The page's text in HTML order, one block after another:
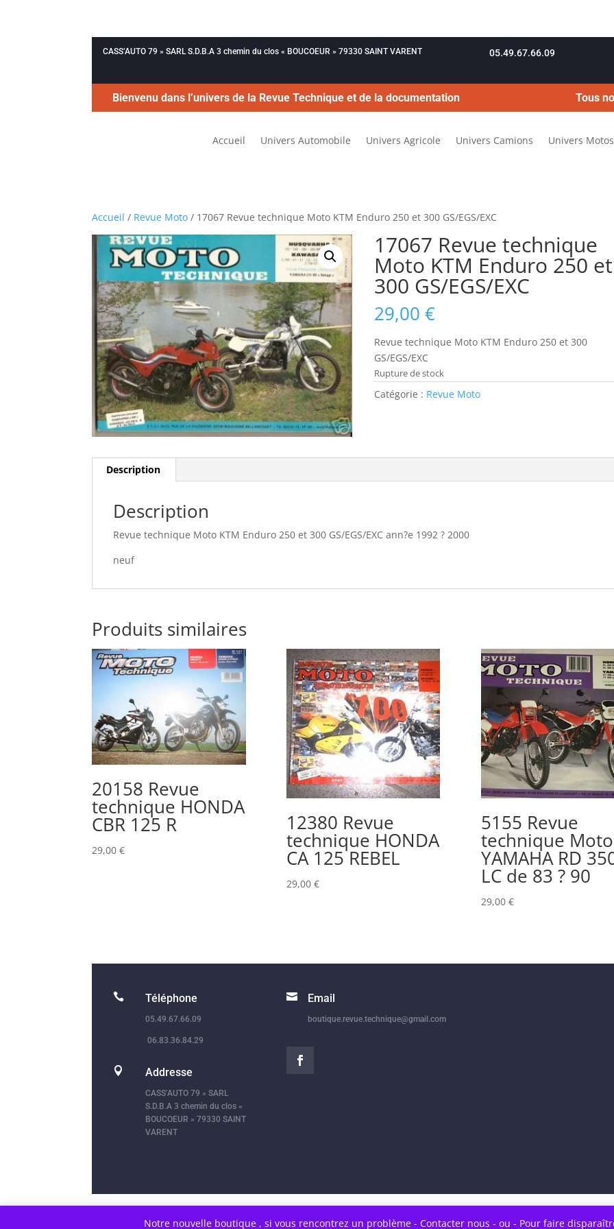
Notre nouvelle boutique , si vous rencontrez un problème - Contacter nous - ou - Pour faire
CASS’AUTO 79 » SARL S.D.B.A 3 chemin du clos « BOUCOEUR » 79330 SAINT VARENT 05.49.67.66.09
Bienvenu dans l’univers de la Revue Technique et de la documentation Tous
Accueil Univers Automobile Univers Agricole Univers Camions Univers Motos
Accueil / Revue Moto / 17067 Revue technique Moto KTM Enduro 250 et 300 GS/EGS/EXC
17067 Revue technique
Moto KTM Enduro 250 et
300 GS/EGS/EXC
29,00€
Revue technique Moto KTM Enduro 250 et 300
GS/EGS/EXC
Rupture de stock
Catégorie : Revue Moto
Description
Description
Revue technique Moto KTM Enduro 250 et 300 GS/EGS/EXC ann?e 1992 ? 2000
neuf
Produits similaires
20158 Revue
technique HONDA
CBR 125 R
29,00€
12380 Revue
technique HONDA
CA 125 REBEL
29,00 €
5155 Revue
technique Moto
YAMAHA RD
LC de 83 ? 90
29,00 €
 Téléphone
05.49.67.66.09
06.83.36.84.29
 Addresse
CASS’AUTO 79 » SARL
S.D.B.A 3 chemin du clos «
BOUCOEUR » 79330 SAINT
VARENT
 Email
boutique.revue.technique@gmail.com